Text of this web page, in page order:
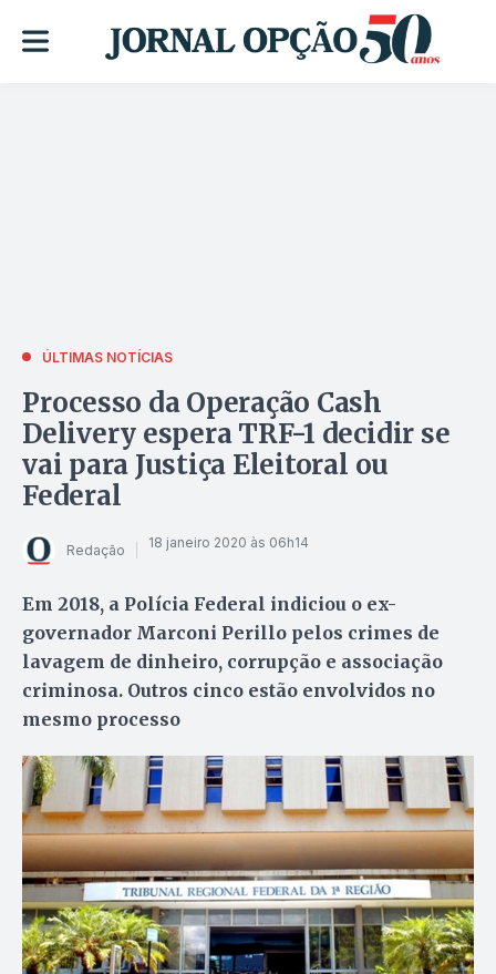
ÚLTIMAS NOTÍCIAS
Processo da Operação Cash
Delivery espera TRF-1 decidir se
vai para Justiça Eleitoral ou
Federal
Redação 18 janeiro 2020 às 06h14
Em 2018, a Polícia Federal indiciou o ex-
governador Marconi Perillo pelos crimes de
lavagem de dinheiro, corrupção e associação
criminosa. Outros cinco estão envolvidos no
mesmo processo